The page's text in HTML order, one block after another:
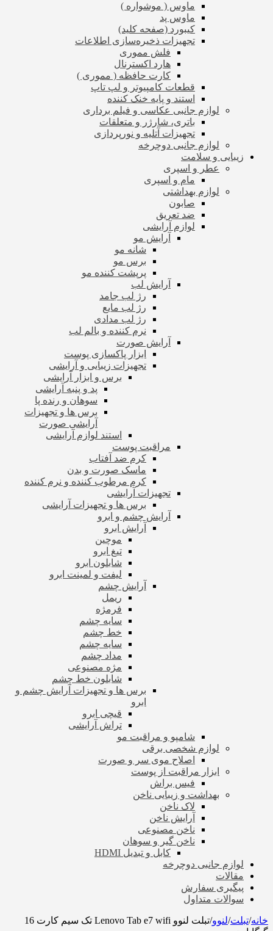
ماوس ( موشواره )
ماوس پد
کیبورد (صفحه کلید)
تجهیزات ذخیره‌سازی اطلاعات
فلش مموری
هارد اکسترنال
کارت حافظه ( مموری )
قطعات کامپیوتر و لپ تاپ
استند و پایه خنک کننده
لوازم جانبی عکاسی و فیلم برداری
باتری، شارژر و متعلقات
تجهیزات آتلیه و نورپردازی
لوازم جانبی دوچرخه
زیبایی و سلامت
عطر و اسپری
مام و اسپری
لوازم بهداشتی
صابون
ضد تعریق
لوازم آرایشی
آرایش مو
شانه مو
برس مو
پرپشت کننده مو
آرایش لب
رژ لب جامد
رژ لب مایع
رژ لب مدادی
نرم کننده و بالم لب
آرایش صورت
ابزار پاکسازی پوست
تجهیزات زیبایی و آرایشی
برس و ابزار آرایشی
پد و پنبه آرایشی
سوهان و رنده پا
برس ها و تجهیزات
آرایشی صورت
استند لوازم آرایشی
مراقبت پوست
کرم ضد آفتاب
ماسک صورت و بدن
کرم مرطوب کننده و نرم کننده
تجهیزات آرایشی
برس ها و تجهیزات آرایشی
آرایش چشم و ابرو
آرایش ابرو
موچین
تیغ ابرو
شابلون ابرو
لیفت و لمینت ابرو
آرایش چشم
ریمل
فرمژه
سایه چشم
خط چشم
سایه چشم
مداد چشم
مژه مصنوعی
شابلون خط چشم
برس ها و تجهیزات آرایش چشم و
ابرو
قیچی ابرو
تراش آرایشی
شامپو و مراقبت مو
لوازم شخصی برقی
اصلاح موی سر و صورت
ابزار مراقبت از پوست
فیس براش
بهداشت و زیبایی ناخن
لاک ناخن
آرایش ناخن
ناخن مصنوعی
ناخن گیر و سوهان
کابل و تبدیل HDMI
لوازم جانبی دوچرخه
مقالات
پیگیری سفارش
سوالات متداول
خانه/تبلت/لنوو/
تبلت لنوو Lenovo Tab e7 wifi تک سیم کارت 16